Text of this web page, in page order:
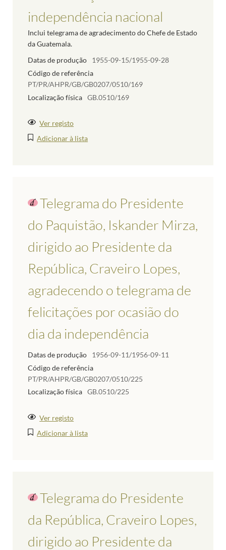
independência nacional
Inclui telegrama de agradecimento do Chefe de Estado
da Guatemala.
Datas de produção
1955-09-15/1955-09-28
Código de referência
PT/PR/AHPR/GB/GB0207/0510/169
Localização física GB.0510/169
Ver registo
Adicionar à lista
Telegrama do Presidente
do Paquistão, Iskander Mirza,
dirigido ao Presidente da
República, Craveiro Lopes,
agradecendo o telegrama de
felicitações por ocasião do
dia da independência
Datas de produção
1956-09-11/1956-09-11
Código de referência
PT/PR/AHPR/GB/GB0207/0510/225
Localização física GB.0510/225
Ver registo
Adicionar à lista
Telegrama do Presidente
da República, Craveiro Lopes,
dirigido ao Presidente da